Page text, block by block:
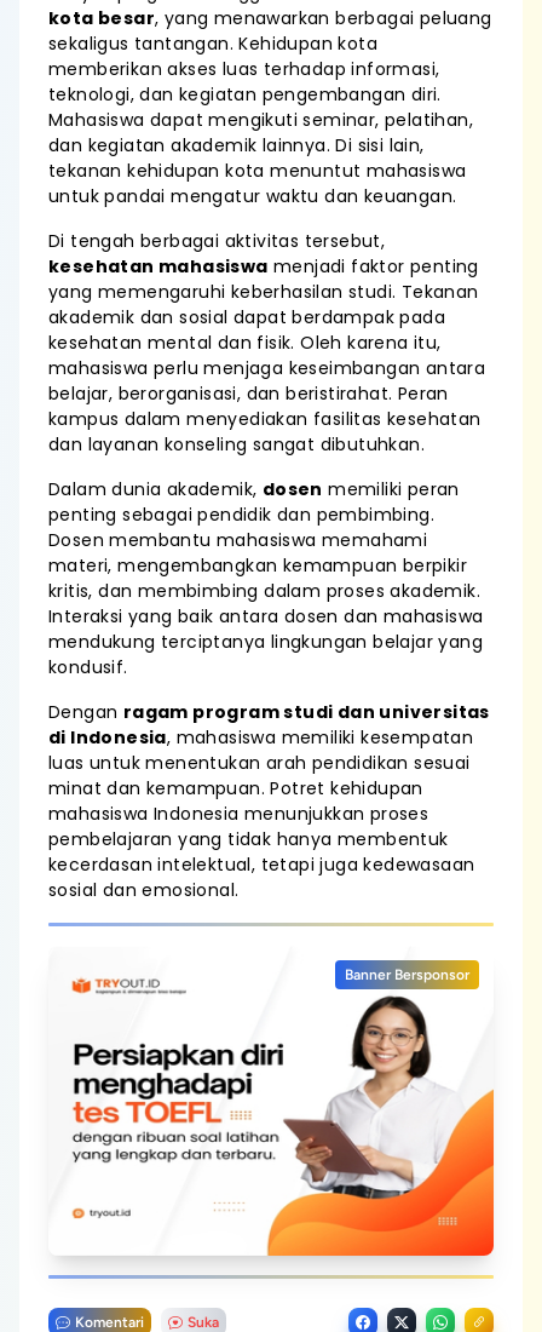
kota besar, yang menawarkan berbagai peluang
sekaligus tantangan. Kehidupan kota
memberikan akses luas terhadap informasi,
teknologi, dan kegiatan pengembangan diri.
Mahasiswa dapat mengikuti seminar, pelatihan,
dan kegiatan akademik lainnya. Di sisi lain,
tekanan kehidupan kota menuntut mahasiswa
untuk pandai mengatur waktu dan keuangan.
Di tengah berbagai aktivitas tersebut,
kesehatan mahasiswa menjadi faktor penting
yang memengaruhi keberhasilan studi. Tekanan
akademik dan sosial dapat berdampak pada
kesehatan mental dan fisik. Oleh karena itu,
mahasiswa perlu menjaga keseimbangan antara
belajar, berorganisasi, dan beristirahat. Peran
kampus dalam menyediakan fasilitas kesehatan
dan layanan konseling sangat dibutuhkan.
Dalam dunia akademik, dosen memiliki peran
penting sebagai pendidik dan pembimbing.
Dosen membantu mahasiswa memahami
materi, mengembangkan kemampuan berpikir
kritis, dan membimbing dalam proses akademik.
Interaksi yang baik antara dosen dan mahasiswa
mendukung terciptanya lingkungan belajar yang
kondusif.
Dengan ragam program studi dan universitas
di Indonesia, mahasiswa memiliki kesempatan
luas untuk menentukan arah pendidikan sesuai
minat dan kemampuan. Potret kehidupan
mahasiswa Indonesia menunjukkan proses
pembelajaran yang tidak hanya membentuk
kecerdasan intelektual, tetapi juga kedewasaan
sosial dan emosional.
Banner Bersponsor
Komentari Suka